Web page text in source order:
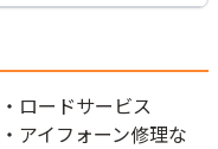
ロードサービス
アイフォーン修理な